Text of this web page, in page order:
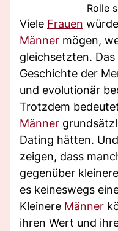
Rolle
Viele Frauen
Männer mögen,
gleichsetzten.
Geschichte der
und evolutionär
Trotzdem
Männer
Dating hätten.
zeigen, dass
gegenüber
es keineswegs
Kleinere Männer
ihren Wert und